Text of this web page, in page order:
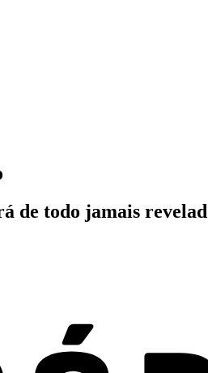
de todo jamais